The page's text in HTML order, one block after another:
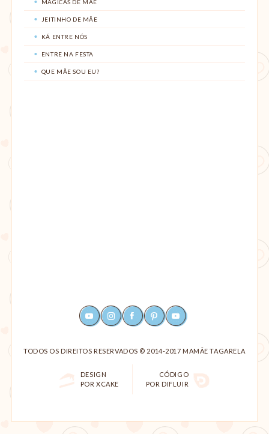
MÁGICAS DE MÃE
JEITINHO DE MÃE
KÁ ENTRE NÓS
ENTRE NA FESTA
QUE MÃE SOU EU?
YOUTUBEINSTAGRAMFACEBOOKPINTEREST
TODOS OS DIREITOS RESERVADOS © 2014-2017 MAMÃE TAGARELA
DESIGN
POR XCAKE
CÓDIGO
POR DIFLUIR